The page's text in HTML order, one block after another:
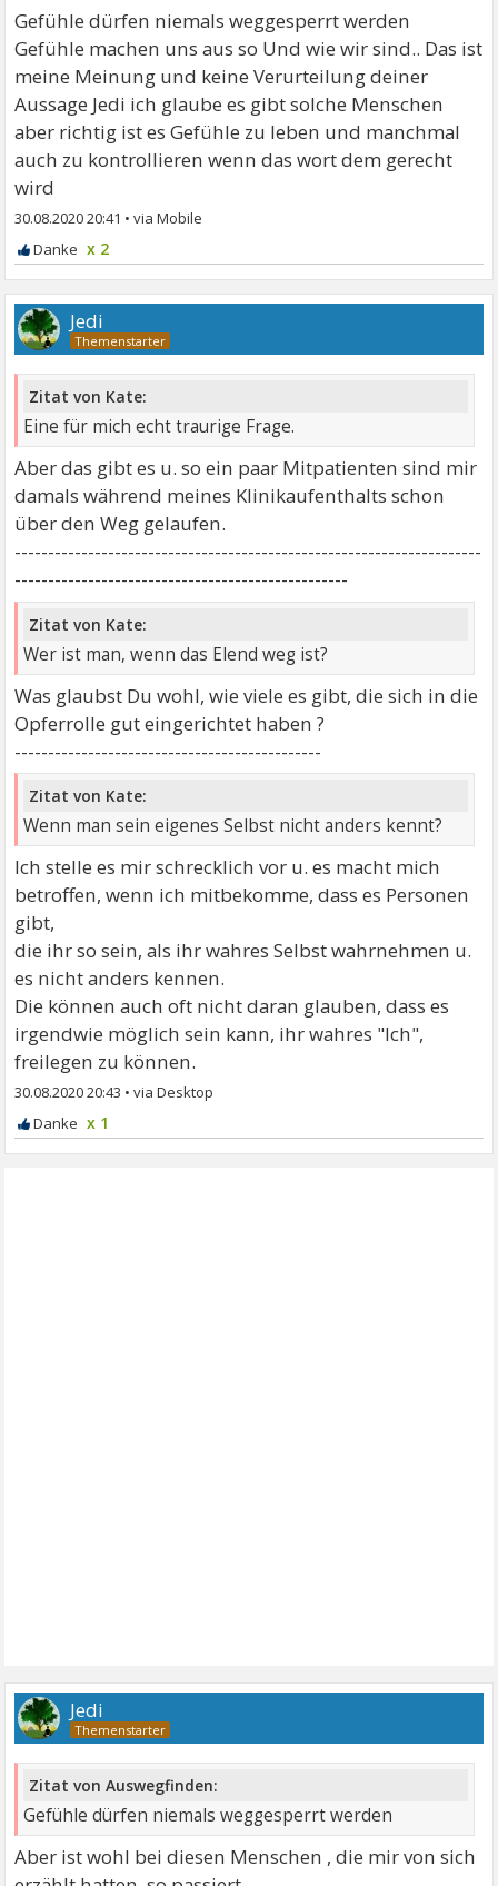
Gefühle dürfen niemals weggesperrt werden
Gefühle machen uns aus so Und wie wir sind.. Das ist
meine Meinung und keine Verurteilung deiner
Aussage Jedi ich glaube es gibt solche Menschen
aber richtig ist es Gefühle zu leben und manchmal
auch zu kontrollieren wenn das wort dem gerecht
wird
30.08.2020 20:41 •
x 2
Jedi
Zitat von Kate:
Eine für mich echt traurige Frage.
Aber das gibt es u. so ein paar Mitpatienten sind mir
damals während meines Klinikaufenthalts schon
über den Weg gelaufen.
----------------------------------------------------------------------
--------------------------------------------------
Zitat von Kate:
Wer ist man, wenn das Elend weg ist?
Was glaubst Du wohl, wie viele es gibt, die sich in die
Opferrolle gut eingerichtet haben ?
----------------------------------------------
Zitat von Kate:
Wenn man sein eigenes Selbst nicht anders kennt?
Ich stelle es mir schrecklich vor u. es macht mich
betroffen, wenn ich mitbekomme, dass es Personen
gibt,
die ihr so sein, als ihr wahres Selbst wahrnehmen u.
es nicht anders kennen.
Die können auch oft nicht daran glauben, dass es
irgendwie möglich sein kann, ihr wahres "Ich",
freilegen zu können.
30.08.2020 20:43 •
x 1
Jedi
Zitat von Auswegfinden:
Gefühle dürfen niemals weggesperrt werden
Aber ist wohl bei diesen Menschen , die mir von sich